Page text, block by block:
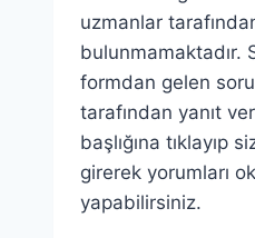
uzmanlar
bulunmamaktadır.
formdan gelen
tarafından yanıt
başlığına tıklayıp
girerek yorumları
yapabilirsiniz.